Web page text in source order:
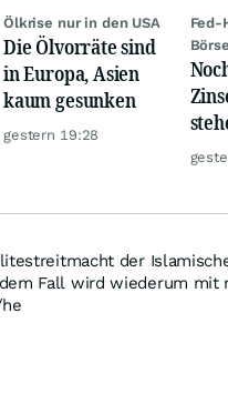
Ölkrise nur in den USA
Die Ölvorräte sind
in Europa, Asien
kaum gesunken
gestern 19:28
Fed-
Börse
der
Fall wird wiederum mit